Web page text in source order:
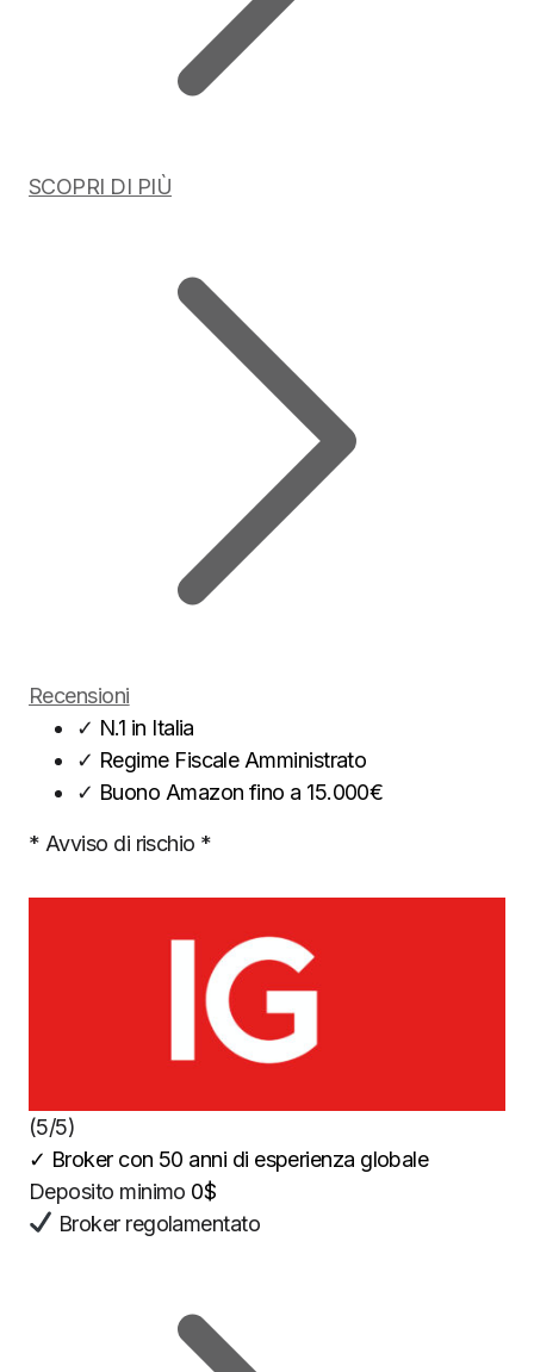
SCOPRI DI PIÙ
Recensioni
✓ N.1 in Italia
✓ Regime Fiscale Amministrato
✓ Buono Amazon fino a 15.000€
* Avviso di rischio *
(5/5)
✓ Broker con 50 anni di esperienza globale
Deposito minimo 0$
Broker regolamentato